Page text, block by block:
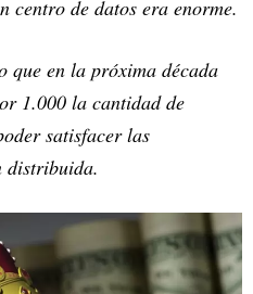
centro de datos era enorme.
que en la próxima década
1.000 la cantidad de
satisfacer las
distribuida.